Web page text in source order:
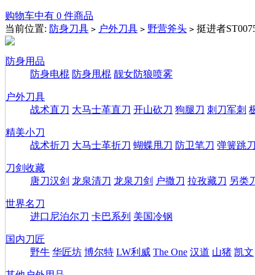
购物车中有 0 件商品
当前位置: 防身刀具 > 户外刀具 > 野营斧头 > 挺进者
防身用品
防身电棍 防身甩棍 靓女防狼喷雾
户外刀具
战术直刀 大马士革直刀 开山砍刀 狗腿刀 刺刀军刺
精美小刀
战术折刀 大马士革折刀 蝴蝶甩刀 防卫笔刀 弹簧跳刀
刀剑收藏
唐刀汉剑 龙泉清刀 龙泉刀剑 户撒刀 拉孜藏刀 另类
世界名刀
进口尼泊尔刀 卡巴系列 美国冷钢
国内刀匠
野牛 华匠坊 博尔特 LW利威 The One 汉道 山猪 凯文